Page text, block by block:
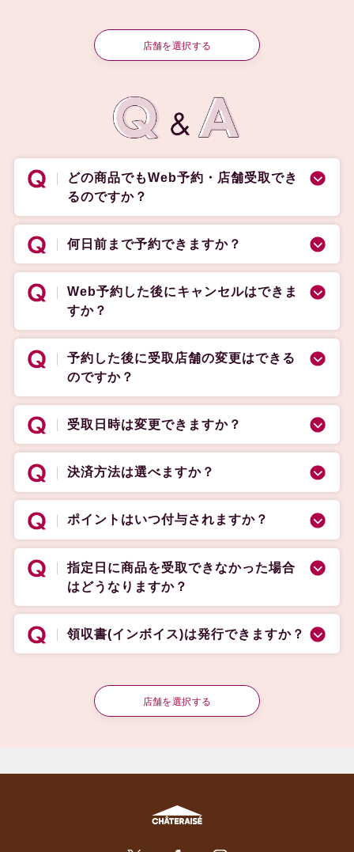
店舗を選択する
どの商品でもWeb予約・店舗受取でき
るのですか？
何日前まで予約できますか？
Web予約した後にキャンセルはできま
すか？
予約した後に受取店舗の変更はできる
のですか？
受取日時は変更できますか？
決済方法は選べますか？
ポイントはいつ付与されますか？
指定日に商品を受取できなかった場合
はどうなりますか？
領収書(インボイス)は発行できますか？
店舗を選択する